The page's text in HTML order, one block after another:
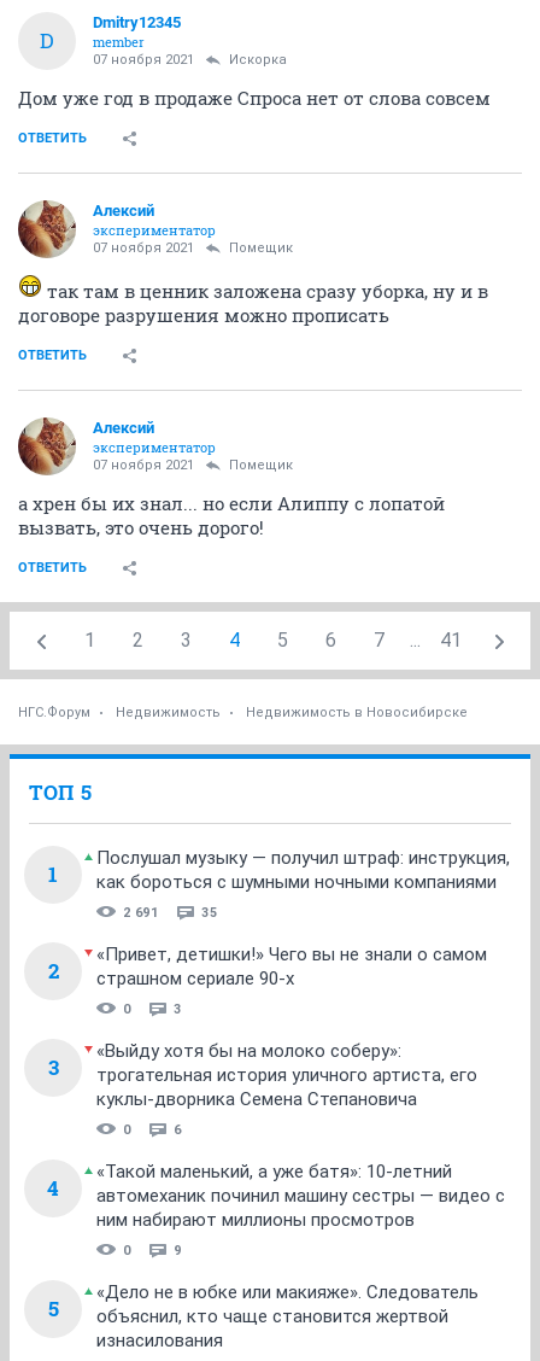
D
Dmitry12345
member
07 ноября 2021 Искорка
Дом уже год в продаже Спроса нет от слова совсем
ОТВЕТИТЬ
Алексий
экспериментатор
07 ноября 2021 Помещик
так там в ценник заложена сразу уборка, ну и в
договоре разрушения можно прописать
ОТВЕТИТЬ
Алексий
экспериментатор
07 ноября 2021 Помещик
а хрен бы их знал... но если Алиппу с лопатой
вызвать, это очень дорого!
ОТВЕТИТЬ
1 2 3 4 5 6 7 ... 41
НГС.Форум Недвижимость Недвижимость в Новосибирске
ТОП 5
1
Послушал музыку — получил штраф: инструкция,
как бороться с шумными ночными компаниями
2 691 35
2
«Привет, детишки!» Чего вы не знали о самом
страшном сериале 90-х
0 3
3
«Выйду хотя бы на молоко соберу»:
трогательная история уличного артиста, его
куклы-дворника Семена Степановича
0 6
4
«Такой маленький, а уже батя»: 10-летний
автомеханик починил машину сестры — видео с
ним набирают миллионы просмотров
0 9
5
«Дело не в юбке или макияже». Следователь
объяснил, кто чаще становится жертвой
изнасилования